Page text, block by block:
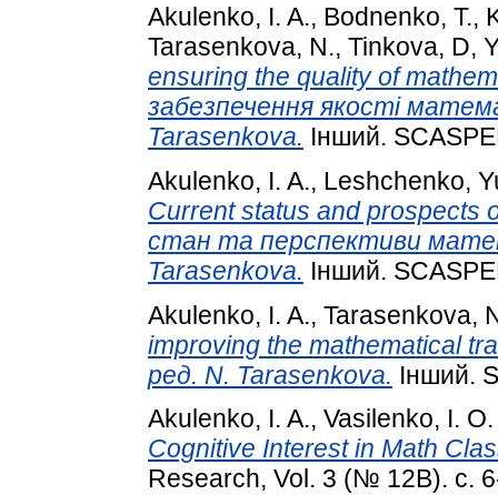
Akulenko, I. A., Bodnenko, T.,
Tarasenkova, N., Tinkova, D,
ensuring the quality of
забезпечення якості
Tarasenkova. Інший.
Akulenko, I. A., Leshchenko,
Current status and prospects
стан та перспективи
Tarasenkova. Інший.
Akulenko, I. A., Tarasenkova,
improving the mathematical
ред. N. Tarasenkova. Інший.
Akulenko, I. A., Vasilenko, I. O.
Cognitive Interest in Math
Research, Vol. 3 (№ 12B). с.